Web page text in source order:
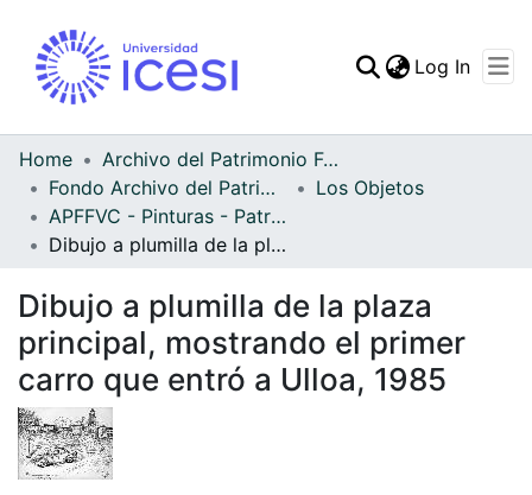
Statistics
Log In
Home
Archivo del Patrimonio Fotográfico y Fílmico del Valle del Cauca
Fondo Archivo del Patrimonio Fotográfico y Fílmico del Valle del Cauca
Los Objetos
APFFVC - Pinturas - Patrimonial
Dibujo a plumilla de la plaza principal, mostrando el primer carro que entró a Ulloa, 1985
Dibujo a plumilla de la plaza
principal, mostrando el primer
carro que entró a Ulloa, 1985